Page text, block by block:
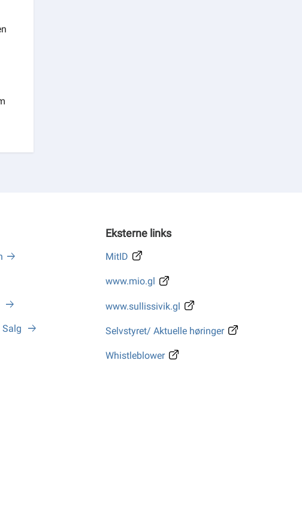
Salg
Eksterne links
MitID
www.mio.gl
www.sullissivik.gl
Selvstyret/ Aktuelle høringer
Whistleblower